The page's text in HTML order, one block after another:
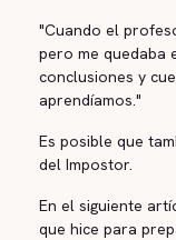
"Cuando el
pero me quedaba
conclusiones y
aprendíamos."
Es posible que
del Impostor.
En el siguiente
que hice para